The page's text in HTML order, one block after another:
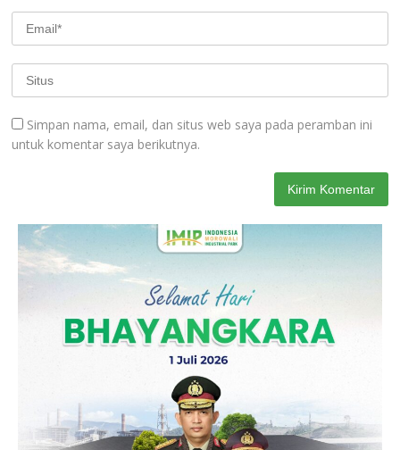
Simpan nama, email, dan situs web saya pada peramban ini
untuk komentar saya berikutnya.